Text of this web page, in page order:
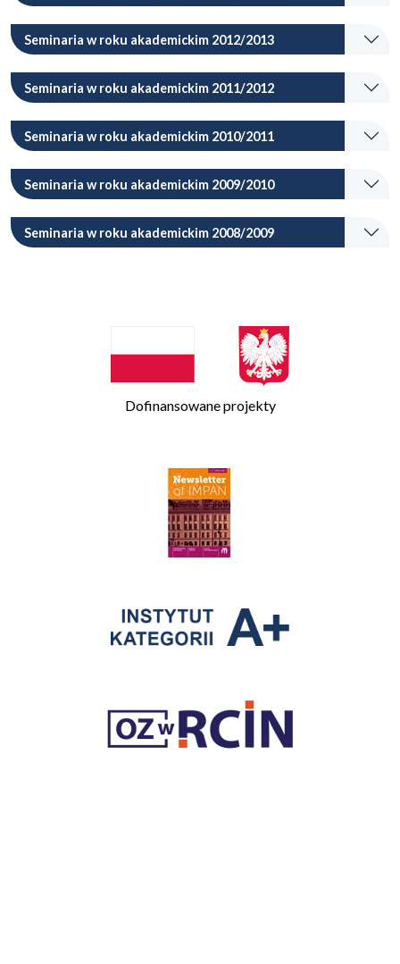
Seminaria w roku akademickim 2012/2013
Seminaria w roku akademickim 2011/2012
Seminaria w roku akademickim 2010/2011
Seminaria w roku akademickim 2009/2010
Seminaria w roku akademickim 2008/2009
Dofinansowane projekty